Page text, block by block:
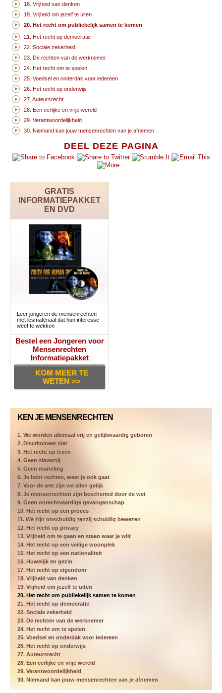
DEEL DEZE PAGINA
GRATIS
INFORMATIEPAKKET
EN DVD
Leer jongeren de mensenrechten
met lesmateriaal dat hun interesse
weet te wekken
Bestel een Jongeren voor
Mensenrechten
Informatiepakket
KOM MEER TE
WETEN >>
KEN JE MENSENRECHTEN
1. We worden allemaal vrij en gelijkwaardig geboren
2. Discrimineer niet
3. Het recht op leven
4. Geen slavernij
5. Geen marteling
6. Je hebt rechten, waar je ook gaat
7. Voor de wet zijn we allen gelijk
8. Je mensenrechten zijn beschermd door de wet
9. Geen onrechtvaardige gevangenschap
10. Het recht op een proces
11. We zijn onschuldig tenzij schuldig bewezen
12. Het recht op privacy
13. Vrijheid om te gaan en staan waar je wilt
14. Het recht op een veilige woonplek
15. Het recht op een nationaliteit
16. Huwelijk en gezin
17. Het recht op eigendom
18. Vrijheid van denken
19. Vrijheid om jezelf te uiten
20. Het recht om publiekelijk samen te komen
21. Het recht op democratie
22. Sociale zekerheid
23. De rechten van de werknemer
24. Het recht om te spelen
25. Voedsel en onderdak voor iedereen
26. Het recht op onderwijs
27. Auteursrecht
28. Een eerlijke en vrije wereld
29. Verantwoordelijkheid
30. Niemand kan jouw mensenrechten van je afnemen
18. Vrijheid van denken
19. Vrijheid om jezelf te uiten
20. Het recht om publiekelijk samen te komen
21. Het recht op democratie
22. Sociale zekerheid
23. De rechten van de werknemer
24. Het recht om te spelen
25. Voedsel en onderdak voor iedereen
26. Het recht op onderwijs
27. Auteursrecht
28. Een eerlijke en vrije wereld
29. Verantwoordelijkheid
30. Niemand kan jouw mensenrechten van je afnemen